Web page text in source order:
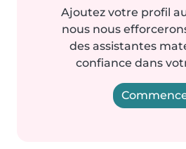
Ajoutez votre profil
nous nous
des assistantes
confiance dans